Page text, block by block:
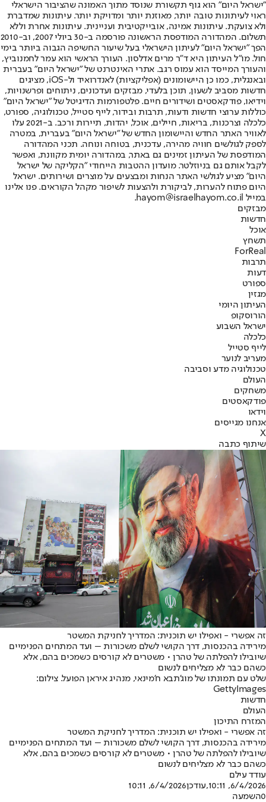
"ישראל היום" הוא גוף תקשורת שנוסד מתוך האמונה שהציבור הישראלי
ראוי לעיתונות טובה יותר, מאוזנת יותר ומדויקת יותר. עיתונות שמדברת
ולא צועקת. עיתונות אמינה, אובייקטיבית ועניינית. עיתונות אחרת וללא
תשלום. המהדורה המודפסת הראשונה פורסמה ב-30 ביולי 2007, וב-2010
הפך "ישראל היום" לעיתון הישראלי בעל שיעור החשיפה הגבוה ביותר בימי
חול. מו"ל העיתון היא ד"ר מרים אדלסון. העורך הראשי הוא עמר לחמנוביץ,
והעורך המייסד הוא עמוס רגב. אתרי האינטרנט של "ישראל היום" בעברית
ובאנגלית, כמו כן היישומונים (אפליקציות) לאנדרואיד ול-iOS, מציגים
חדשות מסביב לשעון, תוכן בלעדי, מבזקים ועדכונים, ניתוחים ופרשנויות,
וידיאו, פודקאסטים ושידורים חיים. פלטפורמות הדיגיטל של "ישראל היום"
כוללות ערוצי חדשות ודעות, תרבות ובידור, לייף סטייל, טכנולוגיה, ספורט,
כלכלה וצרכנות, בריאות, חיילים, אוכל, יהדות, תיירות ורכב. ב-2021 עלו
לאוויר האתר החדש והיישומון החדש של "ישראל היום" בעברית, במטרה
לספק לגולשים חוויה מהירה, עדכנית, בטוחה ונוחה. תכני המהדורה
המודפסת של העיתון זמינים גם באתר, במהדורה יומית מקוונת, ואפשר
לקבל אותם גם בניוזלטר. מועדון ההטבות הייחודי "הקליקה של ישראל
היום" מציע לגולשי האתר הנחות ומבצעים על מוצרים ושירותים. ישראל
היום פתוח להערות, לביקורת ולהצעות לשיפור מקהל הקוראים. פנו אלינו
במייל hayom@israelhayom.co.il.
מבזקים
חדשות
אוכל
תשחץ
ForReal
תרבות
דעות
ספורט
מגזין
העיתון היומי
הורוסקופ
ישראל השבוע
כלכלה
לייף סטייל
מעריב לנוער
טכנולוגיה מדע וסביבה
העולם
משחקים
פודקאסטים
וידאו
אנחנו מגייסים
X
שיתוף כתבה
זה אפשרי - ואפילו יש תוכנית: המדריך לחניקת המשטר
מירידה בהכנסות, דרך הקושי לשלם משכורות – ועד המתחים הפנימיים
שיובילו להפלתה של טהרן • משטרים לא קורסים כשמכים בהם, אלא
כשהם כבר לא מצליחים לנשום
שלט עם תמונתו של מוג'תבא ח'מינאי, מנהיג איראן הפועל. צילום:
GettyImages
חדשות
העולם
המזרח התיכון
זה אפשרי - ואפילו יש תוכנית: המדריך לחניקת המשטר
מירידה בהכנסות, דרך הקושי לשלם משכורות – ועד המתחים הפנימיים
שיובילו להפלתה של טהרן • משטרים לא קורסים כשמכים בהם, אלא
כשהם כבר לא מצליחים לנשום
עודד עילם
6/4/2026, 10:11
,עודכן6/4/2026, 10:11
0השמעה